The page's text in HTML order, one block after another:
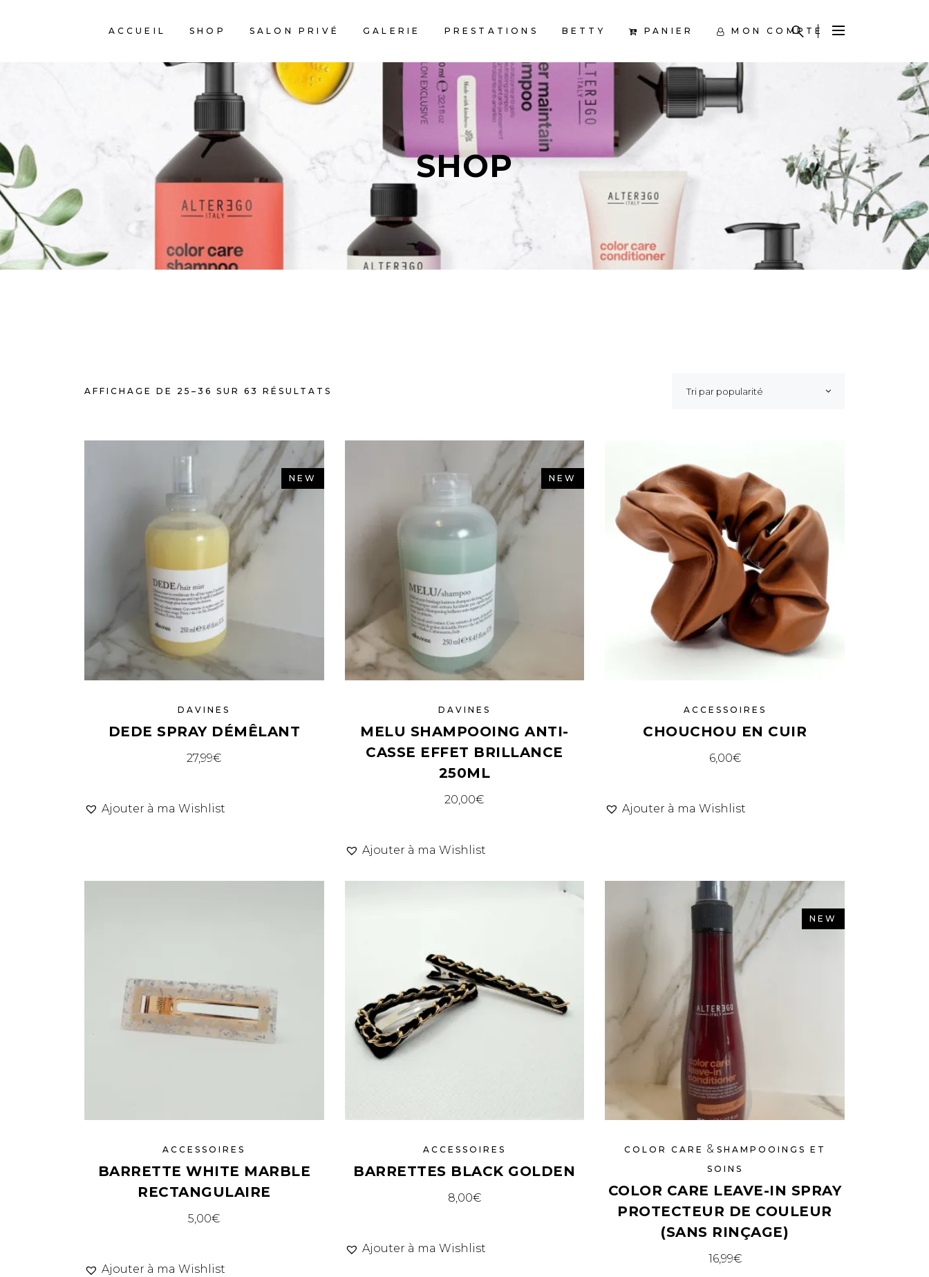
ACCUEIL SHOP SALON PRIVÉ GALERIE PRESTATIONS BETTY PANIER MON COMPTE
SHOP
AFFICHAGE DE 25–36 SUR 63 RÉSULTATS Tri par popularité
NEW
DAVINES
DEDE SPRAY DÉMÊLANT
27,99€
Ajouter à ma Wishlist
NEW
DAVINES
MELU SHAMPOOING ANTI-
CASSE EFFET BRILLANCE
250ML
20,00€
Ajouter à ma Wishlist
ACCESSOIRES
CHOUCHOU EN CUIR
6,00€
Ajouter à ma Wishlist
ACCESSOIRES
BARRETTE WHITE MARBLE
RECTANGULAIRE
5,00€
Ajouter à ma Wishlist
ACCESSOIRES
BARRETTES BLACK GOLDEN
8,00€
Ajouter à ma Wishlist
NEW
COLOR CARE & SHAMPOOINGS ET
SOINS
COLOR CARE LEAVE-IN SPRAY
PROTECTEUR DE COULEUR
(SANS RINÇAGE)
16,99€